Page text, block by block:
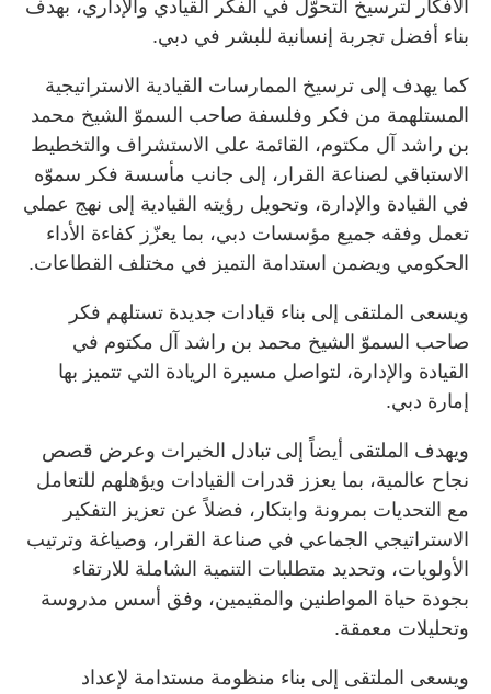
الأفكار لترسيخ التحوّل في الفكر القيادي والإداري، بهدف
بناء أفضل تجربة إنسانية للبشر في دبي.
كما يهدف إلى ترسيخ الممارسات القيادية الاستراتيجية
المستلهمة من فكر وفلسفة صاحب السموّ الشيخ محمد
بن راشد آل مكتوم، القائمة على الاستشراف والتخطيط
الاستباقي لصناعة القرار، إلى جانب مأسسة فكر سموّه
في القيادة والإدارة، وتحويل رؤيته القيادية إلى نهج عملي
تعمل وفقه جميع مؤسسات دبي، بما يعزّز كفاءة الأداء
الحكومي ويضمن استدامة التميز في مختلف القطاعات.
ويسعى الملتقى إلى بناء قيادات جديدة تستلهم فكر
صاحب السموّ الشيخ محمد بن راشد آل مكتوم في
القيادة والإدارة، لتواصل مسيرة الريادة التي تتميز بها
إمارة دبي.
ويهدف الملتقى أيضاً إلى تبادل الخبرات وعرض قصص
نجاح عالمية، بما يعزز قدرات القيادات ويؤهلهم للتعامل
مع التحديات بمرونة وابتكار، فضلاً عن تعزيز التفكير
الاستراتيجي الجماعي في صناعة القرار، وصياغة وترتيب
الأولويات، وتحديد متطلبات التنمية الشاملة للارتقاء
بجودة حياة المواطنين والمقيمين، وفق أسس مدروسة
وتحليلات معمقة.
ويسعى الملتقى إلى بناء منظومة مستدامة لإعداد